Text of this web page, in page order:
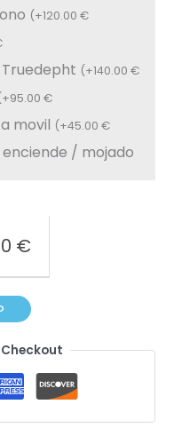
(+120.00€
(+140.00€
+95.00€
movil (+45.00€
/ mojado
€